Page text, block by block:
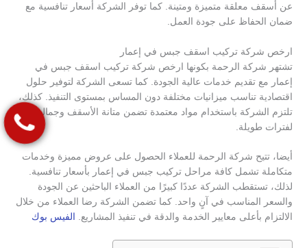
عن أسقف معلقة متميزة ومتينة. كما توفر الشركة أسعار تنافسية مع
ضمان الحفاظ على جودة العمل.
ارخص شركة تركيب اسقف جبس في إعمار
تشتهر شركة الرحمة بكونها ارخص شركة تركيب اسقف جبس في
إعمار مع تقديم خدمات عالية الجودة. كما تسعى الشركة لتوفير حلول
اقتصادية تناسب ميزانيات مختلفة دون المساس بمستوى التنفيذ. كذلك،
تلتزم الشركة باستخدام مواد معتمدة تضمن متانة الأسقف وجمالها
لفترات طويلة.
أيضا، تتيح شركة الرحمة للعملاء الحصول على عروض مميزة وخدمات
متكاملة تشمل كافة مراحل تركيب جبس في إعمار بأسعار تنافسية.
لذلك، تستقطب الشركة عددًا كبيرًا من العملاء الباحثين عن الجودة
والسعر المناسب في آنٍ واحد. كما تضمن الشركة رضا العملاء من خلال
الالتزام بأعلى معايير الخدمة والدقة في تنفيذ المشاريع.
الفيس بوك